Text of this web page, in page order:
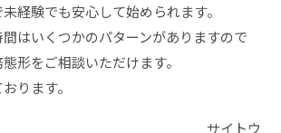
経験でも安心して始められます。
はいくつかのパターンがありますので
形をご相談いただけます。
ります。
サイトウ